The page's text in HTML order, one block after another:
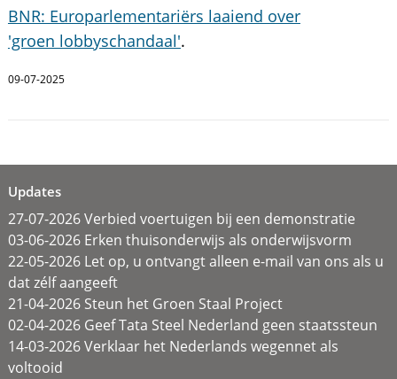
BNR: Europarlementariërs laaiend over
'groen lobbyschandaal'.
09-07-2025
Updates
27-07-2026 Verbied voertuigen bij een demonstratie
03-06-2026 Erken thuisonderwijs als onderwijsvorm
22-05-2026 Let op, u ontvangt alleen e-mail van ons als u
dat zélf aangeeft
21-04-2026 Steun het Groen Staal Project
02-04-2026 Geef Tata Steel Nederland geen staatssteun
14-03-2026 Verklaar het Nederlands wegennet als
voltooid